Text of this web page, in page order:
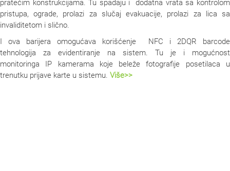
pratećim konstrukcijama. Tu spadaju i dodatna vrata sa kontrolom
pristupa, ograde, prolazi za slučaj evakuacije, prolazi za lica sa
invaliditetom i slično.
I ova barijera omogućava korišćenje NFC i 2DQR barcode
tehnologija za evidentiranje na sistem. Tu je i mogućnost
monitoringa IP kamerama koje beleže fotografije posetilaca u
trenutku prijave karte u sistemu. Više>>